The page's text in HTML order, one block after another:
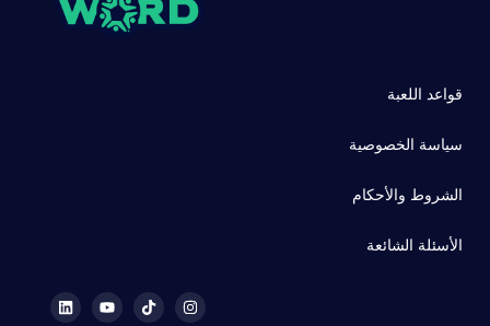
قواعد اللعبة
سياسة الخصوصية
الشروط والأحكام
الأسئلة الشائعة